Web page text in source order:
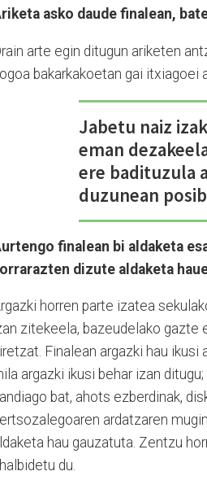
asko daude finalean,
arte egin ditugun ariketen
bakarkakoetan gai itxiagoei
Jabetu naiz
eman
ere badituzula
duzunean
finalean bi aldaketa
dizute aldaketa
horren parte izatea
zitekeela, bazeudelako gazte
Finalean argazki hau
argazki ikusi behar izan
bat, ahots ezberdinak,
ardatzaren
hau gauzatuta. Zentzu
du.